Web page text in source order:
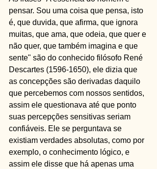
pensar. Sou uma coisa que pensa, isto
é, que duvida, que afirma, que ignora
muitas, que ama, que odeia, que quer e
não quer, que também imagina e que
sente" são do conhecido filósofo René
Descartes (1596-1650), ele dizia que
as concepções são derivadas daquilo
que percebemos com nossos sentidos,
assim ele questionava até que ponto
suas percepções sensitivas seriam
confiáveis. Ele se perguntava se
existiam verdades absolutas, como por
exemplo, o conhecimento lógico, e
assim ele disse que há apenas uma